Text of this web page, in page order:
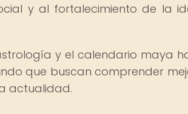
y al fortalecimiento de la
y el calendario maya
que buscan comprender
actualidad.